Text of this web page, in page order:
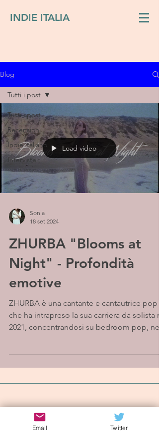
INDIE ITALIA
Blog
Tutti i post
Recensioni
Indie italiano
Interviste
Tutti i post
Load video
Sonia
18 set 2024
ZHURBA "Blooms at
Night" - Profondità
emotive
ZHURBA è una cantante e cantautrice pop
che ha intrapreso la sua carriera da solista
2021, concentrandosi su bedroom pop,
Iscriviti alla mailing list
Email Twitter